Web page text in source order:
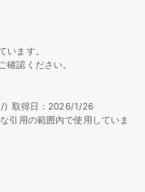
います。
確認ください。
取得日：2026/1/26
引用の範囲内で使用していま